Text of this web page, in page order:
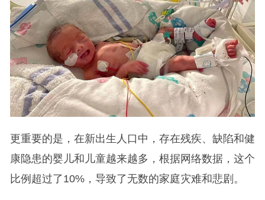
更重要的是，在新出生人口中，存在残疾、缺陷和健
康隐患的婴儿和儿童越来越多，根据网络数据，这个
比例超过了10%，导致了无数的家庭灾难和悲剧。